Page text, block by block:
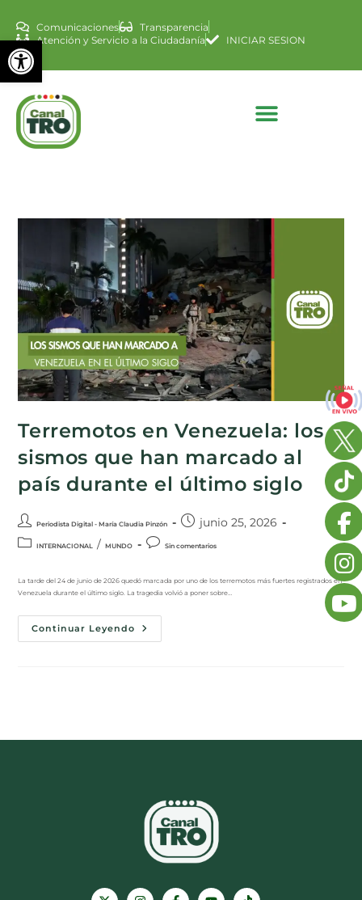
Abrir barra de
Comunicaciones
Transparencia
Atención y Servicio a la Ciudadanía
INICIAR SESION
Terremotos en Venezuela: los
sismos que han marcado al
país durante el último siglo
Periodista Digital - María Claudia Pinzón junio 25, 2026
INTERNACIONAL / MUNDO Sin comentarios
La tarde del 24 de junio de 2026 quedó marcada por uno de los terremotos más fuertes registrados en
Venezuela durante el último siglo. La tragedia volvió a poner sobre…
Continuar Leyendo